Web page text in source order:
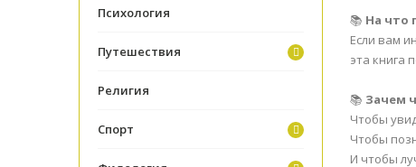
📚 На что
Если вам
эта книга
📚 Зачем
Чтобы
Чтобы
И чтобы
Психология
Путешествия
Религия
Спорт